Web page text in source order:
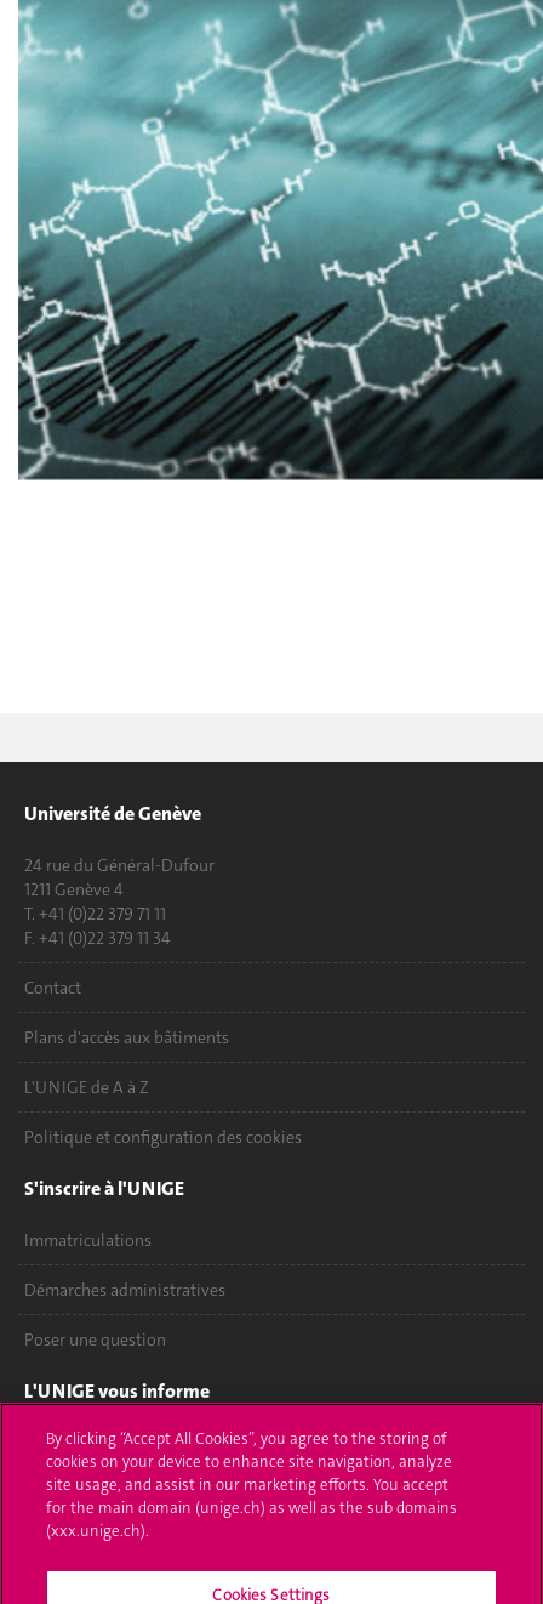
Université de Genève
24 rue du Général-Dufour
1211 Genève 4
T. +41 (0)22 379 71 11
F. +41 (0)22 379 11 34
Contact
Plans d'accès aux bâtiments
L'UNIGE de A à Z
Politique et configuration des cookies
S'inscrire à l'UNIGE
Immatriculations
Démarches administratives
Poser une question
L'UNIGE vous informe
UNIGE Mobile
Médias
Offres d'emploi
By clicking “Accept All Cookies”, you agree to the storing of
cookies on your device to enhance site navigation, analyze
site usage, and assist in our marketing efforts. You accept
for the main domain (unige.ch) as well as the sub domains
(xxx.unige.ch).
Cookies Settings